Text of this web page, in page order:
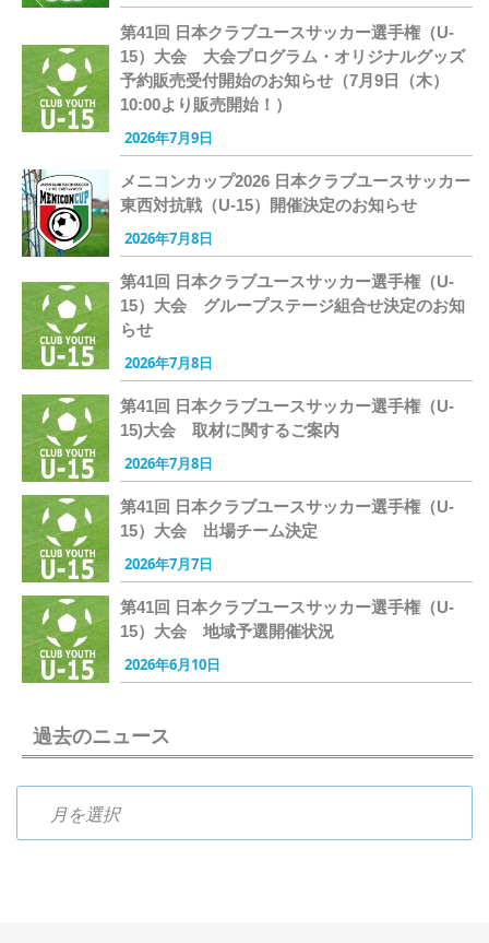
第41回 日本クラブユースサッカー選手権（U-
15）大会 大会プログラム・オリジナルグッズ
予約販売受付開始のお知らせ（7月9日（木）
10:00より販売開始！）
2026年7月9日
メニコンカップ2026 日本クラブユースサッカー
東西対抗戦（U-15）開催決定のお知らせ
2026年7月8日
第41回 日本クラブユースサッカー選手権（U-
15）大会 グループステージ組合せ決定のお知
らせ
2026年7月8日
第41回 日本クラブユースサッカー選手権（U-
15)大会 取材に関するご案内
2026年7月8日
第41回 日本クラブユースサッカー選手権（U-
15）大会 出場チーム決定
2026年7月7日
第41回 日本クラブユースサッカー選手権（U-
15）大会 地域予選開催状況
2026年6月10日
過去のニュース